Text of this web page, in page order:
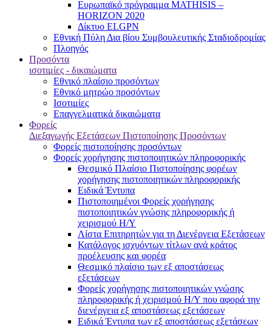
Ευρωπαϊκό πρόγραμμα MATHISIS –
HORIZON 2020
Δίκτυο ELGPN
Εθνική Πύλη Δια βίου Συμβουλευτικής Σταδιοδρομίας
Πλοηγός
Προσόντα
ισοτιμίες - δικαιώματα
Εθνικό πλαίσιο προσόντων
Εθνικό μητρώο προσόντων
Ισοτιμίες
Επαγγελματικά δικαιώματα
Φορείς
Διεξαγωγής Εξετάσεων Πιστοποίησης Προσόντων
Φορείς πιστοποίησης προσόντων
Φορείς χορήγησης πιστοποιητικών πληροφορικής
Θεσμικό Πλαίσιο Πιστοποίησης φορέων
χορήγησης πιστοποιητικών πληροφορικής
Ειδικά Έντυπα
Πιστοποιημένοι Φορείς χορήγησης
πιστοποιητικών γνώσης πληροφορικής ή
χειρισμού Η/Υ
Λίστα Επιτηρητών για τη Διενέργεια Εξετάσεων
Κατάλογος ισχυόντων τίτλων ανά κράτος
προέλευσης και φορέα
Θεσμικό πλαίσιο των εξ αποστάσεως
εξετάσεων
Φορείς χορήγησης πιστοποιητικών γνώσης
πληροφορικής ή χειρισμού Η/Υ που αφορά την
διενέργεια εξ αποστάσεως εξετάσεων
Ειδικά Έντυπα των εξ αποστάσεως εξετάσεων